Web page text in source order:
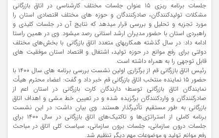
جلسات برنامه ریزی ۱۵ عنوان جلسات مختلف کارشناسی در اتاق بازرگانی
مشکلات تولیدکنندگان، صادرکنندگان و حوزه های مختلف اقتصادی استان را
مورد تجزیه و تحلیل و بررسی قرار میدهد که نتایج آن در جلسات کلیدی و
راهبردی استان با حضور مدیران ارشد استانی رصد میشود. وی در همین راستا
ادامه داد: در سال گذشته همکاریهای متعدد اتاق بازرگانی با بخش‌های مختلف
دولتی برای رفع موانع در حوزه تولید، اشتغال و اقتصاد استان موفقیت های
قابل توجهی را به همراه داشته است.
رئیس اتاق بازرگانی قم از برگزاری اولین نشست بررسی برنامه های سال ۱۴۰۰ با
حضور ۱۵ نماینده منتخب اتاق بازرگانی قم خبر داد و گفت: اعضاء محترم هیأت
نمایندگان اتاق بازرگانی توسط؛ دارندگان کارت بازرگانی در استان اعم از
صادرکنندگان و واردکنندگان برگزیده شده و در تعیین خط مشی و اهداف اتاق
بازرگانی به طور مستقیم تأثیرگذار هستند. وی بیان داشت: در این نشست
برنامه کاملی از استراتژی‌ها و تاکتیک‌های اتاق بازرگانی در سال ۱۴۰۰ برای
جلسات درون سازمانی، جلسات برون سازمانی، سیاست کلی اتاق در مباحث
رفع موانع تولید و موضوعات مهم دیگر تنظیم شد.